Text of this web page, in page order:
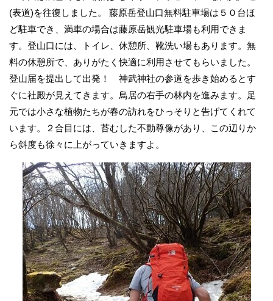
(表道)を往復しました。 藤原岳登山口無料駐車場は５０台ほ
ど駐車でき、満車の場合は藤原岳観光駐車場も利用できま
す。登山口には、トイレ、休憩所、靴洗い場もあります。無
料の休憩所で、ありがたく快適に利用させてもらいました。
登山届を提出して出発！ 神武神社の参道を歩き始めるとす
ぐに社殿が見えてきます。鳥居の右手の林内を進みます。足
元では小さな植物たちが春の訪れをひっそりと告げてくれて
います。２合目には、苔むした不動尊像があり、この辺りか
ら斜度も徐々に上がっていきますよ。